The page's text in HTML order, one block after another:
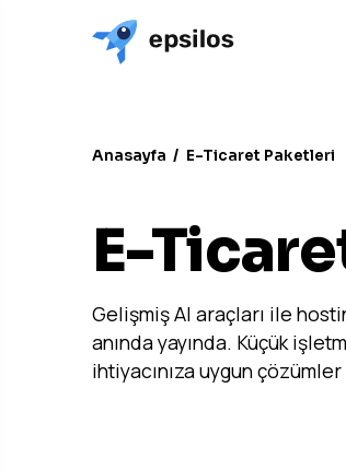
Anasayfa / E-Ticaret Paketleri
E-
Gelişmiş AI araçları ile
anında yayında. Küçük
ihtiyacınıza uygun